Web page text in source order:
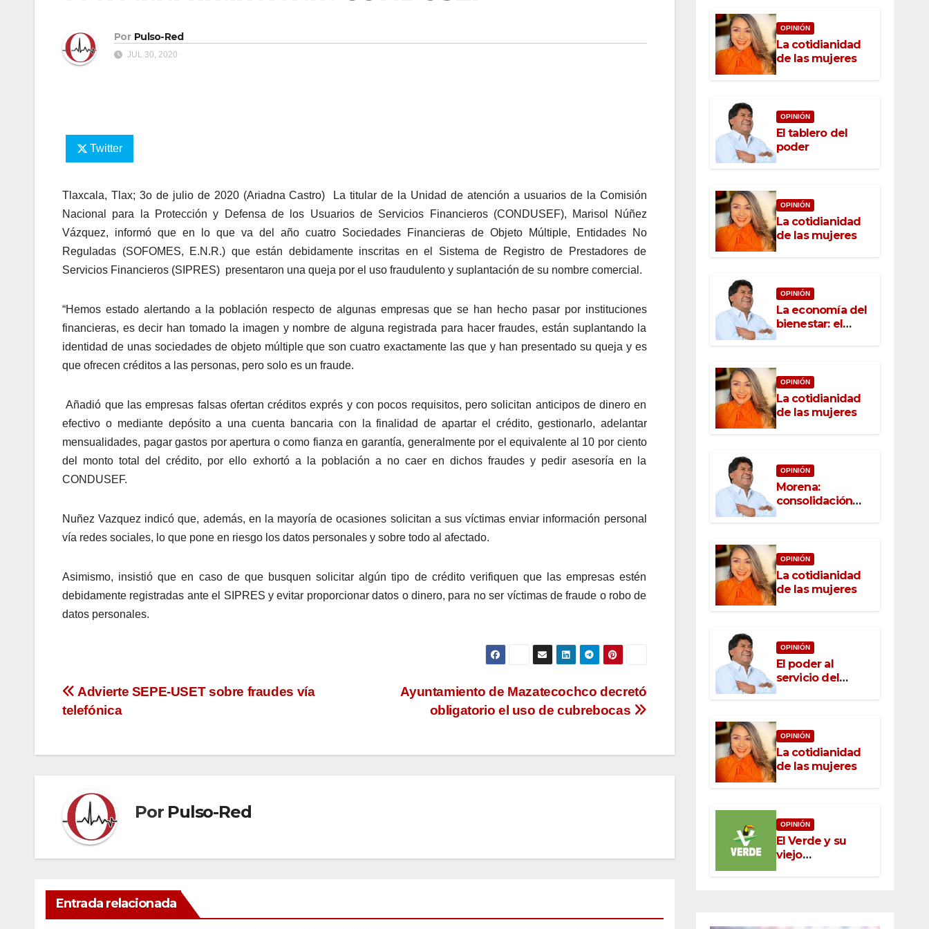
Por Pulso-Red
JUL 30, 2020
Twitter
Tlaxcala, Tlax; 3o de julio de 2020 (Ariadna Castro) La titular de la Unidad de atención a usuarios de la Comisión
Nacional para la Protección y Defensa de los Usuarios de Servicios Financieros (CONDUSEF), Marisol Núñez
Vázquez, informó que en lo que va del año cuatro Sociedades Financieras de Objeto Múltiple, Entidades No
Reguladas (SOFOMES, E.N.R.) que están debidamente inscritas en el Sistema de Registro de Prestadores de
Servicios Financieros (SIPRES) presentaron una queja por el uso fraudulento y suplantación de su nombre comercial.
“Hemos estado alertando a la población respecto de algunas empresas que se han hecho pasar por instituciones
financieras, es decir han tomado la imagen y nombre de alguna registrada para hacer fraudes, están suplantando la
identidad de unas sociedades de objeto múltiple que son cuatro exactamente las que y han presentado su queja y es
que ofrecen créditos a las personas, pero solo es un fraude.
Añadió que las empresas falsas ofertan créditos exprés y con pocos requisitos, pero solicitan anticipos de dinero en
efectivo o mediante depósito a una cuenta bancaria con la finalidad de apartar el crédito, gestionarlo, adelantar
mensualidades, pagar gastos por apertura o como fianza en garantía, generalmente por el equivalente al 10 por ciento
del monto total del crédito, por ello exhortó a la población a no caer en dichos fraudes y pedir asesoría en la
CONDUSEF.
Nuñez Vazquez indicó que, además, en la mayoría de ocasiones solicitan a sus víctimas enviar información personal
vía redes sociales, lo que pone en riesgo los datos personales y sobre todo al afectado.
Asimismo, insistió que en caso de que busquen solicitar algún tipo de crédito verifiquen que las empresas estén
debidamente registradas ante el SIPRES y evitar proporcionar datos o dinero, para no ser víctimas de fraude o robo de
datos personales.
Navegación
entradas
Ayuntamiento de Mazatecochco decretó
obligatorio el uso de cubrebocas
Advierte SEPE-USET sobre fraudes vía
telefónica
Por Pulso-Red
Entrada relacionada
OPINIÓN
La cotidianidad
de las mujeres
OPINIÓN
El tablero del
poder
OPINIÓN
La cotidianidad
de las mujeres
OPINIÓN
La economía del
bienestar: el
nuevo rostro del
OPINIÓN
La cotidianidad
de las mujeres
OPINIÓN
Morena:
consolidación
con raíz, rumbo
OPINIÓN
La cotidianidad
de las mujeres
OPINIÓN
El poder al
servicio del
pueblo: la nueva
México
OPINIÓN
La cotidianidad
de las mujeres
OPINIÓN
El Verde y su
viejo
oportunismo